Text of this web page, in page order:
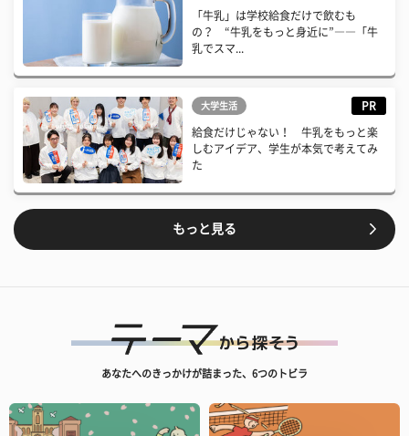
「牛乳」は学校給食だけで飲むも
の？ “牛乳をもっと身近に”――「牛
乳でスマ...
大学生活 PR
給食だけじゃない！ 牛乳をもっと楽
しむアイデア、学生が本気で考えてみ
た
もっと見る
あなたへのきっかけが詰まった、6つのトビラ